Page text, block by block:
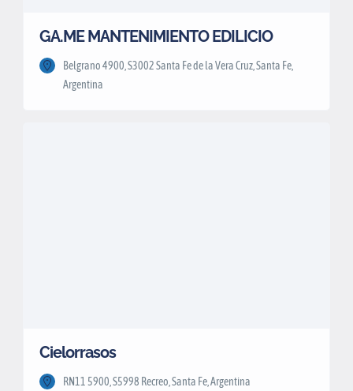
GA.ME MANTENIMIENTO EDILICIO
Belgrano 4900, S3002 Santa Fe de la Vera Cruz, Santa Fe,
Argentina
Cielorrasos
RN11 5900, S5998 Recreo, Santa Fe, Argentina